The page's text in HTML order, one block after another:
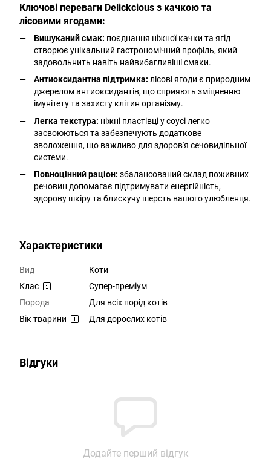
Ключові переваги Delickcious з качкою та
лісовими ягодами:
Вишуканий смак: поєднання ніжної качки та ягід
створює унікальний гастрономічний профіль, який
задовольнить навіть найвибагливіші смаки.
Антиоксидантна підтримка: лісові ягоди є природним
джерелом антиоксидантів, що сприяють зміцненню
імунітету та захисту клітин організму.
Легка текстура: ніжні пластівці у соусі легко
засвоюються та забезпечують додаткове
зволоження, що важливо для здоров'я сечовидільної
системи.
Повноцінний раціон: збалансований склад поживних
речовин допомагає підтримувати енергійність,
здорову шкіру та блискучу шерсть вашого улюбленця.
Характеристики
Вид
Коти
Клас
Супер-преміум
Порода
Для всіх порід котів
Вік тварини
Для дорослих котів
Відгуки
Додайте перший відгук